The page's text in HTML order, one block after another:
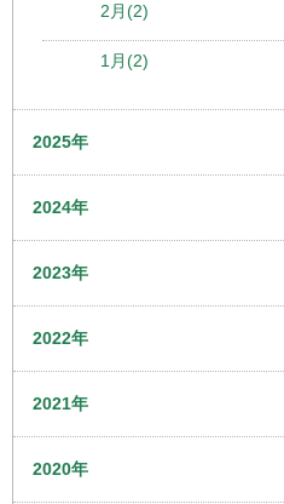
2月(2)
1月(2)
2025年
2024年
2023年
2022年
2021年
2020年